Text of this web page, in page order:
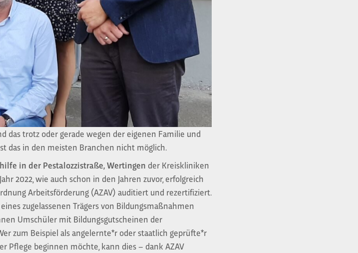
das trotz oder gerade wegen der eigenen Familie und
das in den meisten Branchen nicht möglich.
in der Pestalozzistraße,Wertingen der Kreiskliniken
2022, wie auch schon in den Jahren zuvor, erfolgreich
Arbeitsförderung (AZAV) auditiert und rezertifiziert.
zugelassenen Trägers von Bildungsmaßnahmen
Umschüler mit Bildungsgutscheinen der
zum Beispiel als angelernte*r oder staatlich geprüfte*r
Pflege beginnen möchte, kann dies – dank AZAV